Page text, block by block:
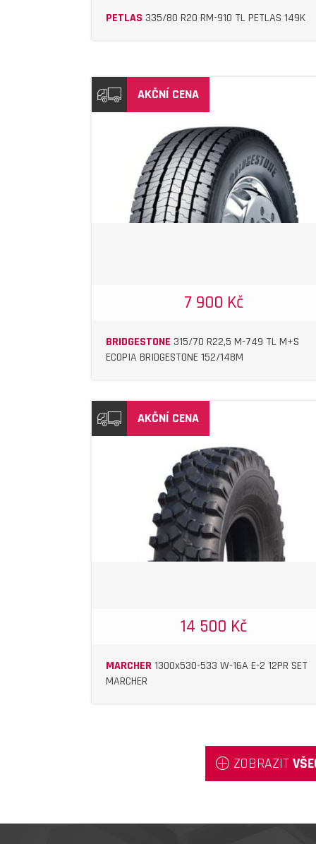
PETLAS 335/80 R20 RM-910 TL PETLAS 149K
AKČNÍ CENA
7 900 Kč
BRIDGESTONE 315/70 R22,5 M-749 TL M+S
ECOPIA BRIDGESTONE 152/148M
DETAIL
AKČNÍ CENA
14 500 Kč
MARCHER1300x530-533 W-16A E-2 12PR SET
MARCHER
DETAIL
ZOBRAZIT